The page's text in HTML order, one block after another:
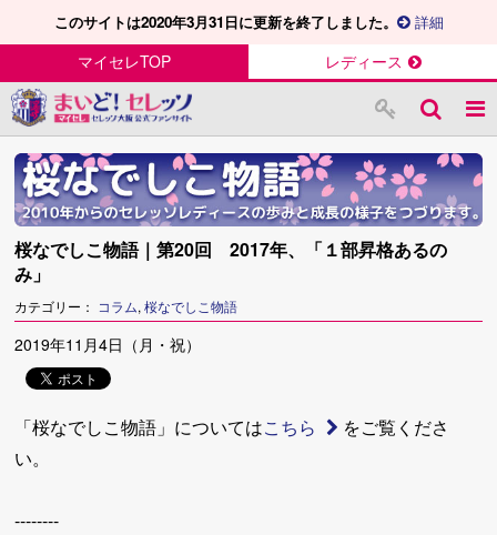
このサイトは2020年3月31日に更新を終了しました。 詳細
マイセレTOP レディース
桜なでしこ物語｜第20回 2017年、「１部昇格あるの
み」
カテゴリー： コラム, 桜なでしこ物語
2019年11月4日（月・祝）
「桜なでしこ物語」についてはこちら
をご覧くださ
い。
--------